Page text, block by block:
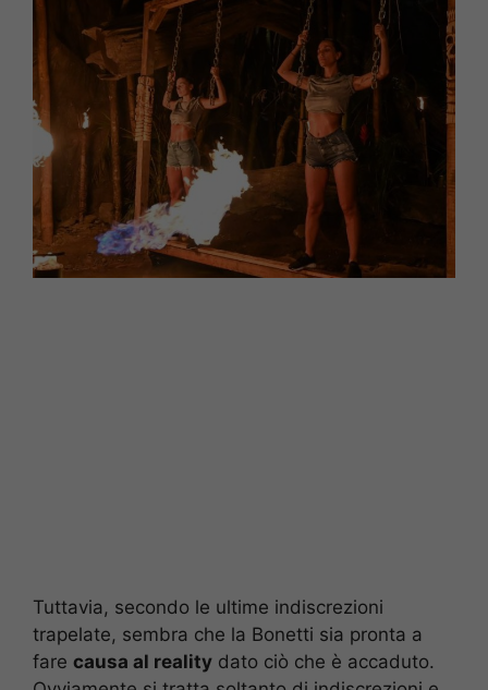
Tuttavia, secondo le ultime indiscrezioni
trapelate, sembra che la Bonetti sia pronta a
fare causa al reality dato ciò che è accaduto.